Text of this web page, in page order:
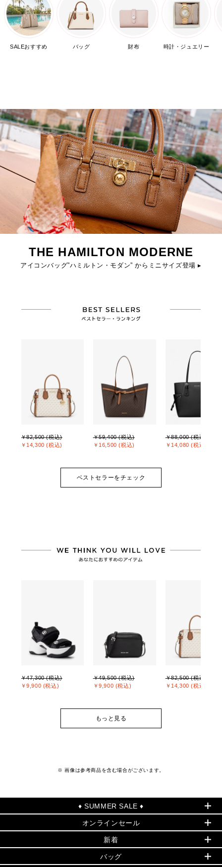
SALEおすすめ バッグ 財布 時計・ジュエリー
THE HAMILTON MODERNE
アイコンバッグ”ハミルトン・モダン” からミニサイズ登場 ▸
￥82,500 (税込)
￥14,300 (税込)
￥59,400 (税込)
￥16,500 (税込)
￥88,000 (税込)
￥14,080 (税込)
ベストセラーをチェック
￥47,300 (税込)
￥9,900 (税込)
￥49,500 (税込)
￥9,900 (税込)
￥82,500 (税込)
￥14,300 (税込)
もっと見る
※ 画像は参考商品を含む場合がございます。
♦ SUMMER SALE ♦
セールおすすめアイテム
▶ ウィメンズ
バッグ
オンラインセール
PRODUCT OF THE MONTH - 今月の特別価格
再値下げアイテム
新着
夏のスタイル
バッグ